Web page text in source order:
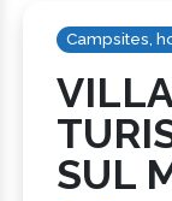
Campsites,
SUL